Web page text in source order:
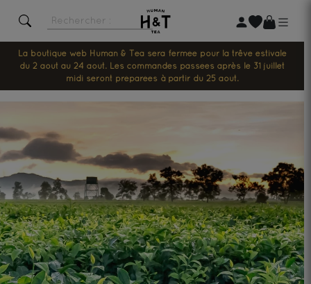
La boutique web Human & Tea sera fermée pour la trêve estivale
du 2 août au 24 août. Les commandes passées après le 31 juillet
midi seront préparées à partir du 25 août.